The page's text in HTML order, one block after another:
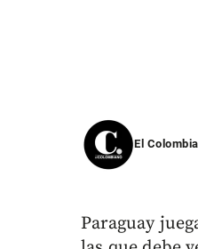
El
Paraguay